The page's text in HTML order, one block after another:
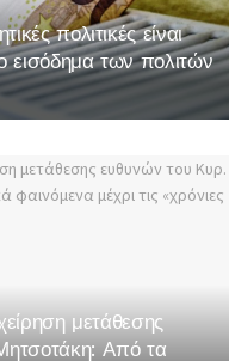
πολιτικές είναι
εισόδημα των πολιτών
μετάθεσης
Από τα